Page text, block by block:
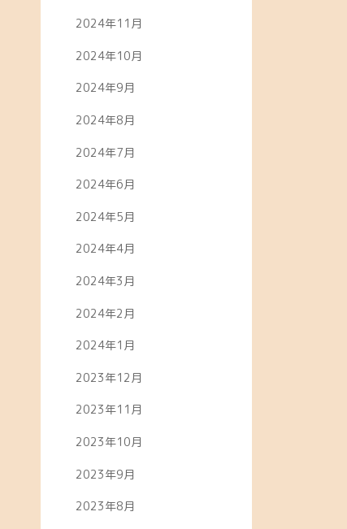
2024年11月
2024年10月
2024年9月
2024年8月
2024年7月
2024年6月
2024年5月
2024年4月
2024年3月
2024年2月
2024年1月
2023年12月
2023年11月
2023年10月
2023年9月
2023年8月